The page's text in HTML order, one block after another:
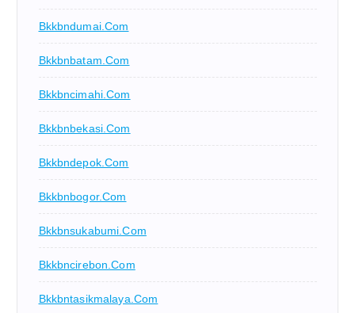
Bkkbndumai.com
Bkkbnbatam.com
Bkkbncimahi.com
Bkkbnbekasi.com
Bkkbndepok.com
Bkkbnbogor.com
Bkkbnsukabumi.com
Bkkbncirebon.com
Bkkbntasikmalaya.com